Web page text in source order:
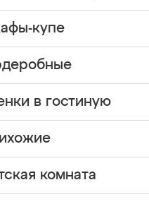
купе
в гостиную
комната